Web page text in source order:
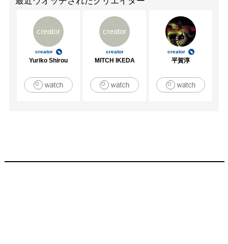
creator
creator
Yuriko Shirou
creator
creator
MITCH IKEDA
creator
平賀淳